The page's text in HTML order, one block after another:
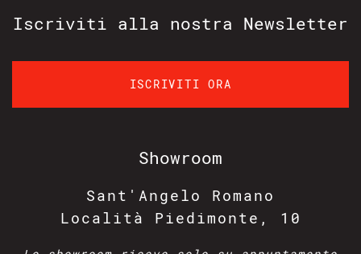
Showroom
Sant'Angelo Romano
Località Piedimonte, 10
Iscriviti alla nostra Newsletter
ISCRIVITI ORA